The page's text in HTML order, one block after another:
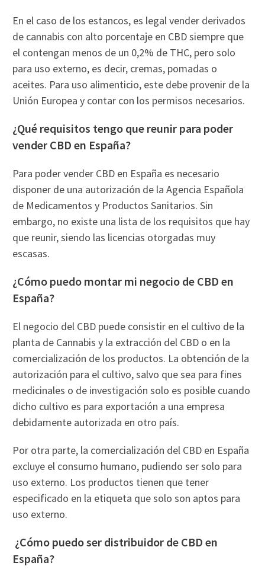
En el caso de los estancos, es legal vender derivados
de cannabis con alto porcentaje en CBD siempre que
el contengan menos de un 0,2% de THC, pero solo
para uso externo, es decir, cremas, pomadas o
aceites. Para uso alimenticio, este debe provenir de la
Unión Europea y contar con los permisos necesarios.
¿Qué requisitos tengo que reunir para poder
vender CBD en España?
Para poder vender CBD en España es necesario
disponer de una autorización de la Agencia Española
de Medicamentos y Productos Sanitarios. Sin
embargo, no existe una lista de los requisitos que hay
que reunir, siendo las licencias otorgadas muy
escasas.
¿Cómo puedo montar mi negocio de CBD en
España?
El negocio del CBD puede consistir en el cultivo de la
planta de Cannabis y la extracción del CBD o en la
comercialización de los productos. La obtención de la
autorización para el cultivo, salvo que sea para fines
medicinales o de investigación solo es posible cuando
dicho cultivo es para exportación a una empresa
debidamente autorizada en otro país.
Por otra parte, la comercialización del CBD en España
excluye el consumo humano, pudiendo ser solo para
uso externo. Los productos tienen que tener
especificado en la etiqueta que solo son aptos para
uso externo.
¿Cómo puedo ser distribuidor de CBD en
España?